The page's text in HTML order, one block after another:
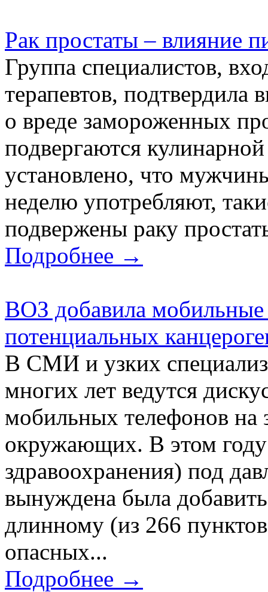
Рак простаты – влияние
Группа специалистов,
терапевтов, подтвердила
о вреде замороженных
подвергаются
установлено, что
неделю употребляют,
подвержены раку
Подробнее →
ВОЗ добавила
потенциальных
В СМИ и узких
многих лет ведутся
мобильных телефонов на
окружающих. В этом
здравоохранения) под
вынуждена была
длинному (из 266
опасных...
Подробнее →